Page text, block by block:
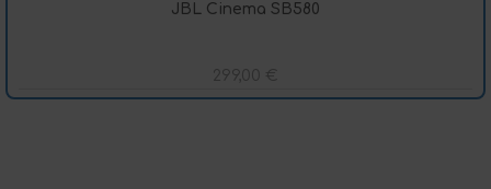
JBL Cinema SB580
299,00 €